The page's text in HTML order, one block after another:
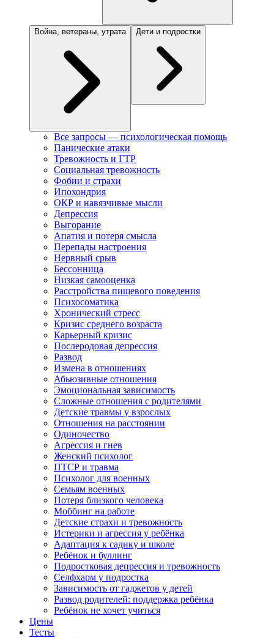
Война, ветераны, утрата Дети и подростки
Все запросы — психологическая помощь
Панические атаки
Тревожность и ГТР
Социальная тревожность
Фобии и страхи
Ипохондрия
ОКР и навязчивые мысли
Депрессия
Выгорание
Апатия и потеря смысла
Перепады настроения
Нервный срыв
Бессонница
Низкая самооценка
Расстройства пищевого поведения
Психосоматика
Хронический стресс
Кризис среднего возраста
Карьерный кризис
Послеродовая депрессия
Развод
Измена в отношениях
Абьюзивные отношения
Эмоциональная зависимость
Сложные отношения с родителями
Детские травмы у взрослых
Отношения на расстоянии
Одиночество
Агрессия и гнев
Женский психолог
ПТСР и травма
Психолог для военных
Семьям военных
Потеря близкого человека
Моббинг на работе
Детские страхи и тревожность
Истерики и агрессия у ребёнка
Адаптация к садику и школе
Ребёнок и буллинг
Подростковая депрессия и тревожность
Селфхарм у подростка
Зависимость от гаджетов у детей
Развод родителей: поддержка ребёнка
Ребёнок не хочет учиться
Цены
Тесты